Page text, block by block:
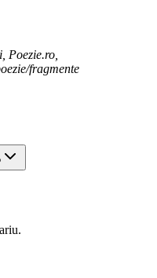
Poezie.ro,
fragmente